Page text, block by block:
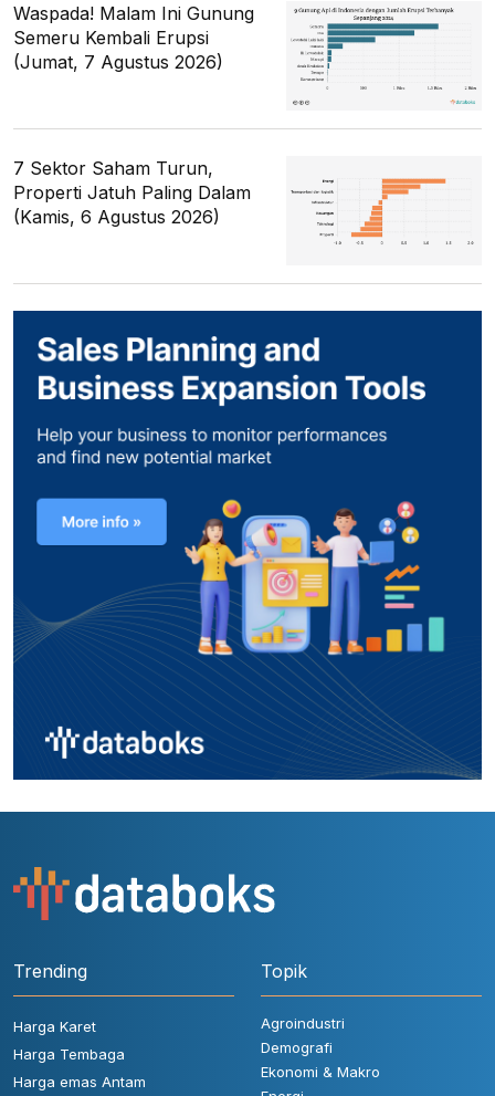
Waspada! Malam Ini Gunung
Semeru Kembali Erupsi
(Jumat, 7 Agustus 2026)
7 Sektor Saham Turun,
Properti Jatuh Paling Dalam
(Kamis, 6 Agustus 2026)
Trending
Harga Karet
Harga Tembaga
Harga emas Antam
Topik
Agroindustri
Demografi
Ekonomi & Makro